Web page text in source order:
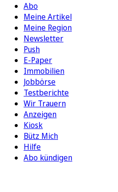
Abo
Meine Artikel
Meine Region
Newsletter
Push
E-Paper
Immobilien
Jobbörse
Testberichte
Wir Trauern
Anzeigen
Kiosk
Bütz Mich
Hilfe
Abo kündigen